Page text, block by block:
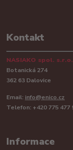
Kontakt
NASIAKO spol. s.r.o.
Botanická 274
362 63 Dalovice
Email: info@enico.cz
Telefon: +420 775 477
Informace